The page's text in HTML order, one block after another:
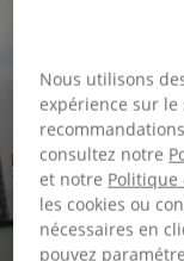
Nous utilisons
expérience sur
consultez notre
et notre Politique
les cookies ou
nécessaires en
pouvez